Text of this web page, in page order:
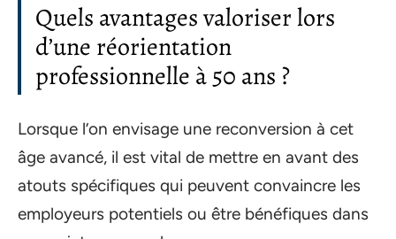
Quels avantages valoriser lors
d’une réorientation
professionnelle à 50 ans ?
Lorsque l’on envisage une reconversion à cet
âge avancé, il est vital de mettre en avant des
atouts spécifiques qui peuvent convaincre les
employeurs potentiels ou être bénéfiques dans